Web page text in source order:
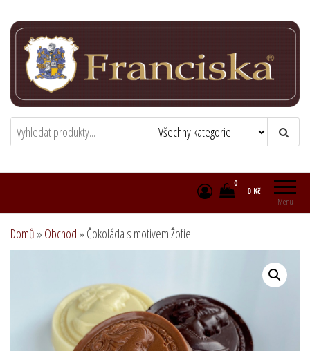
obsah
Franciska chocolatierZámecká čokoládovna
Menu
0
0 Kč
Domů » Obchod » Čokoláda s motivem Žofie